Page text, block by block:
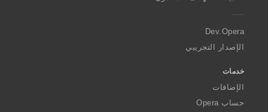
a
Dev.Opera
الإصدار التجريبي
خدمات
الإضافات
حساب Opera